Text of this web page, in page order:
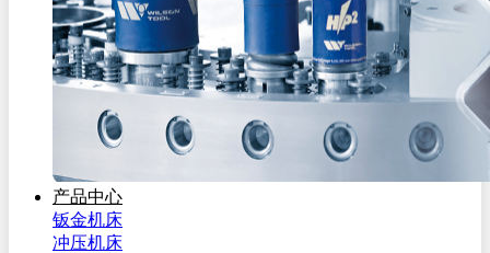
产品中心
钣金机床
冲压机床